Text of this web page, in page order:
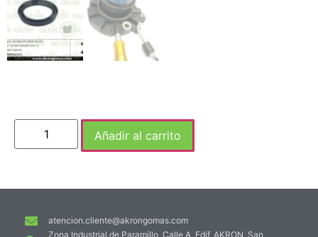
Añadir al carrito
atencion.cliente@akrongomas.com
Zona Industrial de Paramillo, Calle A, Edif. AKRON, San